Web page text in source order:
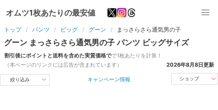
オムツ1枚あたりの最安値
トップ パンツ ビッグ グーン まっさらさら通気男の子
グーン まっさらさら通気男の子 パンツ ビッグサイズ
割引後にポイントと送料を含めた実質価格でで1枚あたりを計算！
（本ページのリンクには広告が含まれています）
2026年8月8日更新
絞り込み キャンペーン情報 ショップ